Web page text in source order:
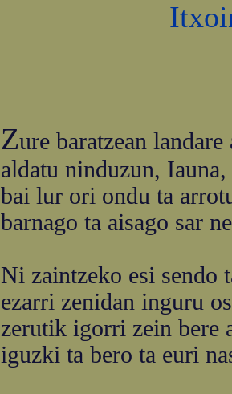
Zure baratzean landare
aldatu ninduzun,
bai lur ori ondu ta
barnago ta aisago sar
Ni zaintzeko esi sendo
ezarri zenidan inguru
zerutik igorri zein bere
iguzki ta bero ta euri